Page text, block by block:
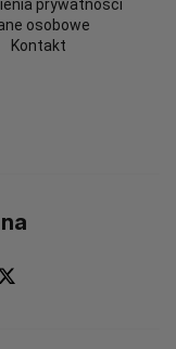
prywatności
osobowe
Kontakt